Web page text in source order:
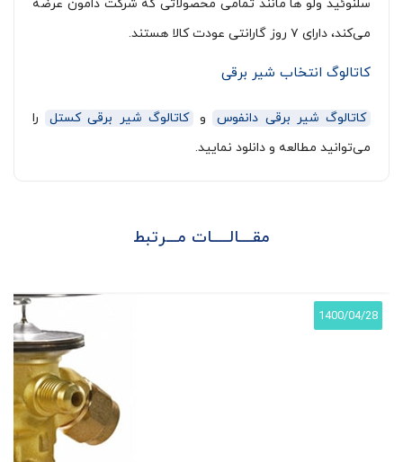
سلنوئید‌ ولو ها ‌مانند تمامی محصولاتی که شرکت دامون عرضه
می‌کند، دارای ۷ روز گارانتی عودت کالا هستند.
کاتالوگ انتخاب شیر برقی
کاتالوگ شیر برقی دانفوس و کاتالوگ شیر برقی کستل
را
می‌توانید مطالعه و دانلود نمایید.
مقــــالـــــات مـــرتبط
1400/04/28